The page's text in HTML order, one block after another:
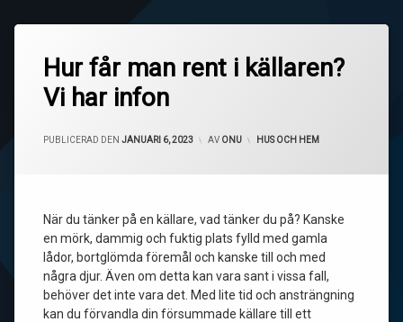
Hur får man rent i källaren?
Vi har infon
PUBLICERAD DEN JANUARI 6, 2023 AV ONU KATEGORIER:
HUS OCH HEM
När du tänker på en källare, vad tänker du på? Kanske
en mörk, dammig och fuktig plats fylld med gamla
lådor, bortglömda föremål och kanske till och med
några djur. Även om detta kan vara sant i vissa fall,
behöver det inte vara det. Med lite tid och ansträngning
kan du förvandla din försummade källare till ett